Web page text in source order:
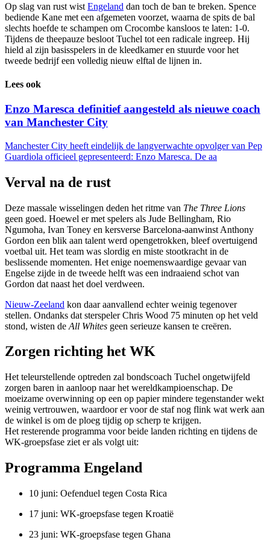
Op slag van rust wist Engeland dan toch de ban te breken. Spence
bediende Kane met een afgemeten voorzet, waarna de spits de bal
slechts hoefde te schampen om Crocombe kansloos te laten: 1-0.
Tijdens de theepauze besloot Tuchel tot een radicale ingreep. Hij
hield al zijn basisspelers in de kleedkamer en stuurde voor het
tweede bedrijf een volledig nieuw elftal de lijnen in.
Lees ook
Enzo Maresca definitief aangesteld als nieuwe coach
van Manchester City
Manchester City heeft eindelijk de langverwachte opvolger van Pep
Guardiola officieel gepresenteerd: Enzo Maresca. De aa
Verval na de rust
Deze massale wisselingen deden het ritme van The Three Lions
geen goed. Hoewel er met spelers als Jude Bellingham, Rio
Ngumoha, Ivan Toney en kersverse Barcelona-aanwinst Anthony
Gordon een blik aan talent werd opengetrokken, bleef overtuigend
voetbal uit. Het team was slordig en miste stootkracht in de
beslissende momenten. Het enige noemenswaardige gevaar van
Engelse zijde in de tweede helft was een indraaiend schot van
Gordon dat naast het doel verdween.
Nieuw-Zeeland kon daar aanvallend echter weinig tegenover
stellen. Ondanks dat sterspeler Chris Wood 75 minuten op het veld
stond, wisten de All Whites geen serieuze kansen te creëren.
Zorgen richting het WK
Het teleurstellende optreden zal bondscoach Tuchel ongetwijfeld
zorgen baren in aanloop naar het wereldkampioenschap. De
moeizame overwinning op een op papier mindere tegenstander wekt
weinig vertrouwen, waardoor er voor de staf nog flink wat werk aan
de winkel is om de ploeg tijdig op scherp te krijgen.
Het resterende programma voor beide landen richting en tijdens de
WK-groepsfase ziet er als volgt uit:
Programma Engeland
10 juni: Oefenduel tegen Costa Rica
17 juni: WK-groepsfase tegen Kroatië
23 juni: WK-groepsfase tegen Ghana